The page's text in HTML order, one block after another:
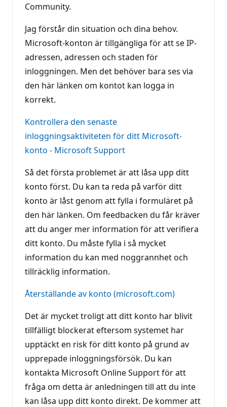
Community.
Jag förstår din situation och dina behov.
Microsoft-konton är tillgängliga för att se IP-
adressen, adressen och staden för
inloggningen. Men det behöver bara ses via
den här länken om kontot kan logga in
korrekt.
Kontrollera den senaste
inloggningsaktiviteten för ditt Microsoft-
konto - Microsoft Support
Så det första problemet är att låsa upp ditt
konto först. Du kan ta reda på varför ditt
konto är låst genom att fylla i formuläret på
den här länken. Om feedbacken du får kräver
att du anger mer information för att verifiera
ditt konto. Du måste fylla i så mycket
information du kan med noggrannhet och
tillräcklig information.
Återställande av konto (microsoft.com)
Det är mycket troligt att ditt konto har blivit
tillfälligt blockerat eftersom systemet har
upptäckt en risk för ditt konto på grund av
upprepade inloggningsförsök. Du kan
kontakta Microsoft Online Support för att
fråga om detta är anledningen till att du inte
kan låsa upp ditt konto direkt. De kommer att